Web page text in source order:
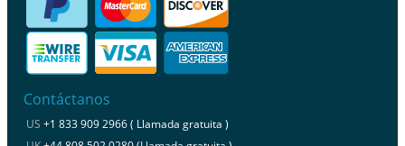
Contáctanos
US +1 833 909 2966 ( Llamada gratuita )